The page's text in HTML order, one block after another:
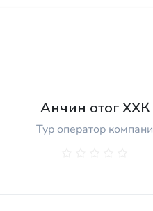
Анчин отог ХХК
Тур оператор компани